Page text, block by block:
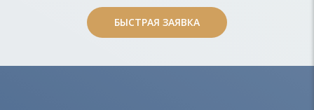
БЫСТРАЯ ЗАЯВКА
БЫСТРАЯ ЗАЯВКА